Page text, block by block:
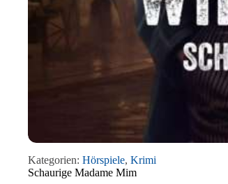
Kategorien: Hörspiele, Krimi
Schaurige Madame Mim